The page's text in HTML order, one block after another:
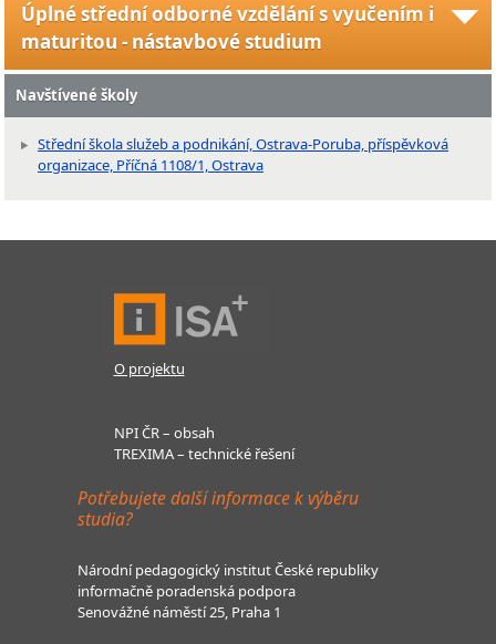
Úplné střední odborné vzdělání s vyučením i
maturitou - nástavbové studium
Navštívené školy
Střední škola služeb a podnikání, Ostrava-Poruba, příspěvková
organizace, Příčná 1108/1, Ostrava
O projektu
NPI ČR – obsah
TREXIMA – technické řešení
Potřebujete další informace k výběru
studia?
Národní pedagogický institut České republiky
informačně poradenská podpora
Senovážné náměstí 25, Praha 1